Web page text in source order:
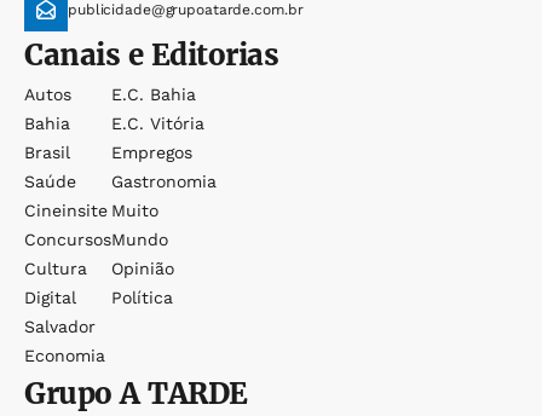
publicidade@grupoatarde.com.br
Canais e Editorias
Autos
Bahia
Brasil
Saúde
Cineinsite
Concursos
Cultura
Digital
Salvador
Economia
E.c. Bahia
E.c. Vitória
Empregos
Gastronomia
Muito
Mundo
Opinião
Política
GrupoA TARDE